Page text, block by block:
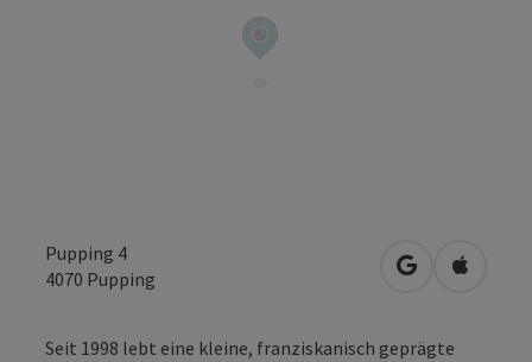
Pupping 4
4070 Pupping in Google
in
Seit 1998 lebt eine kleine, franziskanisch geprägte